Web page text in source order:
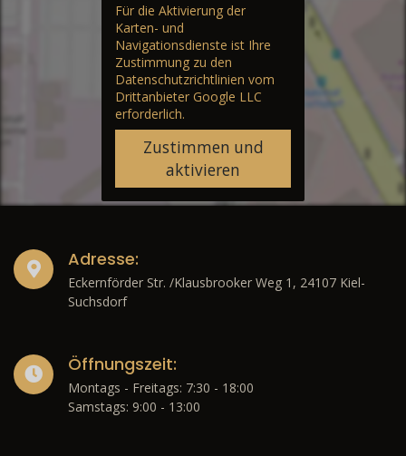
Für die Aktivierung der
Karten- und
Navigationsdienste ist Ihre
Zustimmung zu den
Datenschutzrichtlinien vom
Drittanbieter Google LLC
erforderlich.
Zustimmen und
aktivieren
Adresse:
Eckernförder Str. /Klausbrooker Weg 1, 24107 Kiel-
Suchsdorf
Öffnungszeit:
Montags - Freitags: 7:30 - 18:00
Samstags: 9:00 - 13:00